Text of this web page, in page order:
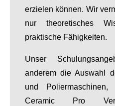
erzielen können. Wir
nur theoretisches
praktische Fähigkeiten.
Unser
anderem die Auswahl
und
Ceramic Pro